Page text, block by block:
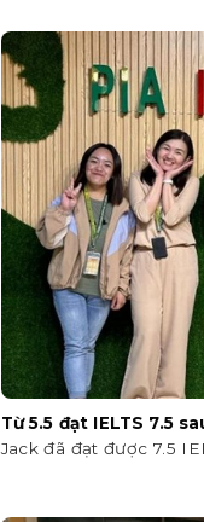
Từ 5.5 đạt IELTS 7.5
Jack đã đạt được 7.5